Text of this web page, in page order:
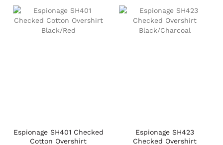
Espionage SH401 Checked
Cotton Overshirt
Espionage SH423
Checked Overshirt